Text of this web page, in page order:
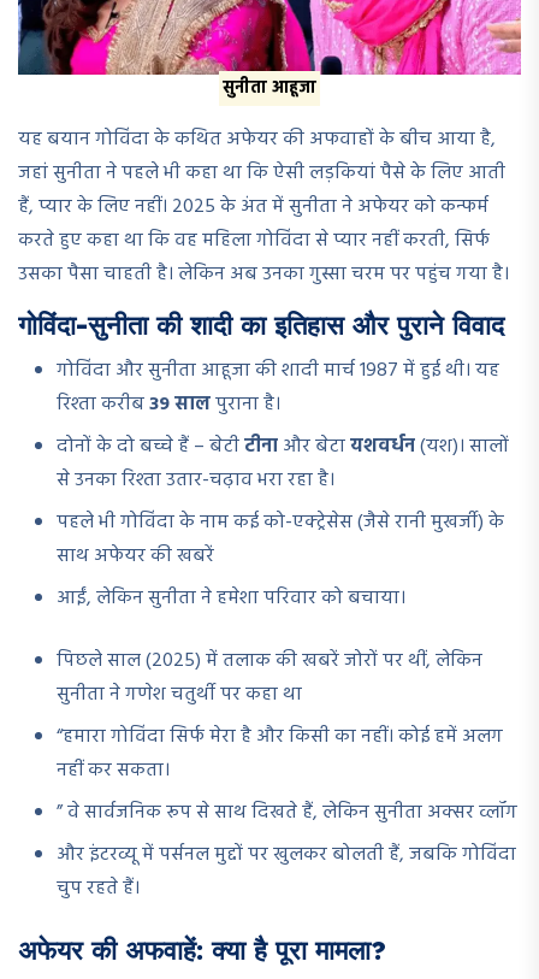
सुनीता आहूजा
यह बयान गोविंदा के कथित अफेयर की अफवाहों के बीच आया है,
जहां सुनीता ने पहले भी कहा था कि ऐसी लड़कियां पैसे के लिए आती
हैं, प्यार के लिए नहीं। 2025 के अंत में सुनीता ने अफेयर को कन्फर्म
करते हुए कहा था कि वह महिला गोविंदा से प्यार नहीं करती, सिर्फ
उसका पैसा चाहती है। लेकिन अब उनका गुस्सा चरम पर पहुंच गया है।
गोविंदा-सुनीता की शादी का इतिहास और पुराने विवाद
गोविंदा और सुनीता आहूजा की शादी मार्च 1987 में हुई थी। यह
रिश्ता करीब39 सालपुराना है।
दोनों के दो बच्चे हैं – बेटीटीनाऔर बेटायशवर्धन(यश)। सालों
से उनका रिश्ता उतार-चढ़ाव भरा रहा है।
पहले भी गोविंदा के नाम कई को-एक्ट्रेसेस (जैसे रानी मुखर्जी) के
साथ अफेयर की खबरें
आईं, लेकिन सुनीता ने हमेशा परिवार को बचाया।
पिछले साल (2025) में तलाक की खबरें जोरों पर थीं, लेकिन
सुनीता ने गणेश चतुर्थी पर कहा था
“हमारा गोविंदा सिर्फ मेरा है और किसी का नहीं। कोई हमें अलग
नहीं कर सकता।
” वे सार्वजनिक रूप से साथ दिखते हैं, लेकिन सुनीता अक्सर व्लॉग
और इंटरव्यू में पर्सनल मुद्दों पर खुलकर बोलती हैं, जबकि गोविंदा
चुप रहते हैं।
अफेयर की अफवाहें: क्या है पूरा मामला?